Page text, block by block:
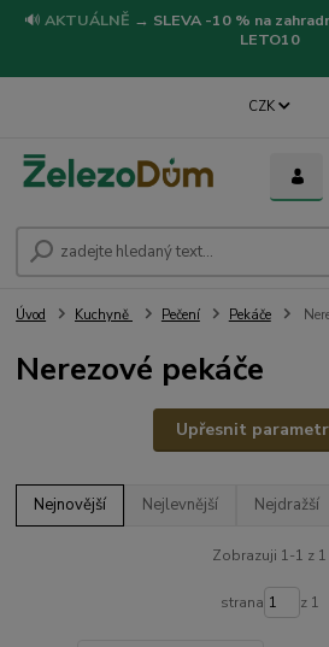
🔊 AKTUÁLNĚ → SLEVA -10 % na
LETO10
CZK
Úvod Kuchyně Pečení Pekáče
Nerezové pekáče
Upřesnit
Nejnovější Nejlevnější Nejdražší
Zobrazuji 1-1 z 1
strana z 1